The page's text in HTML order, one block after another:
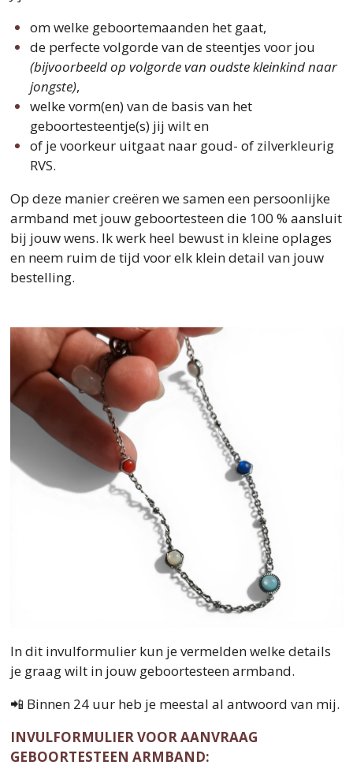
om welke geboortemaanden het gaat,
de perfecte volgorde van de steentjes voor jou
(bijvoorbeeld op volgorde van oudste kleinkind naar
jongste),
welke vorm(en) van de basis van het
geboortesteentje(s) jij wilt en
of je voorkeur uitgaat naar goud- of zilverkleurig
RVS.
Op deze manier creëren we samen een persoonlijke
armband met jouw geboortesteen die 100 % aansluit
bij jouw wens. Ik werk heel bewust in kleine oplages
en neem ruim de tijd voor elk klein detail van jouw
bestelling.
In dit invulformulier kun je vermelden welke details
je graag wilt in jouw geboortesteen armband.
📲 Binnen 24 uur heb je meestal al antwoord van mij.
INVULFORMULIER VOOR AANVRAAG
GEBOORTESTEEN ARMBAND: